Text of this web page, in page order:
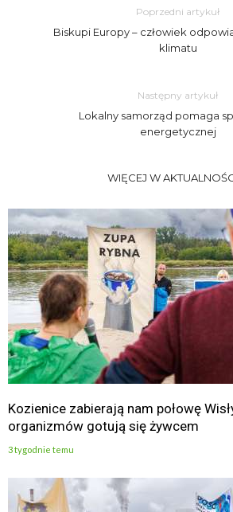
Poprzedni artykuł
Biskupi Europy – człowiek
klimatu
Następny artykuł
Lokalny samorząd pomaga
energetycznej
WIĘCEJ W
Kozienice zabierają nam połowę
organizmów gotują się żywcem
3 tygodnie temu